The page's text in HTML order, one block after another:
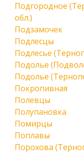
Подгородное
обл.)
Подзамочек
Подлесцы
Подлесье
Подолье
Подолье
Покропивная
Полевцы
Полупановка
Помирцы
Поплавы
Порохова